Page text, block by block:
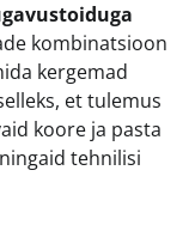
kombinatsioon
kergemad
et tulemus
koore ja pasta
tehnilisi